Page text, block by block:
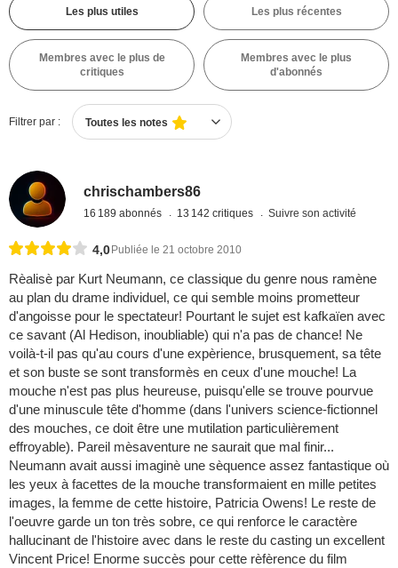
Les plus utiles Les plus récentes
Membres avec le plus de
critiques
Membres avec le plus
d'abonnés
Filtrer par : Toutes les notes
chrischambers86
16 189 abonnés 13 142 critiques Suivre son activité
4,0 Publiée le 21 octobre 2010
Rèalisè par Kurt Neumann, ce classique du genre nous ramène
au plan du drame individuel, ce qui semble moins prometteur
d'angoisse pour le spectateur! Pourtant le sujet est kafkaïen avec
ce savant (Al Hedison, inoubliable) qui n'a pas de chance! Ne
voilà-t-il pas qu'au cours d'une expèrience, brusquement, sa tête
et son buste se sont transformès en ceux d'une mouche! La
mouche n'est pas plus heureuse, puisqu'elle se trouve pourvue
d'une minuscule tête d'homme (dans l'univers science-fictionnel
des mouches, ce doit être une mutilation particulièrement
effroyable). Pareil mèsaventure ne saurait que mal finir...
Neumann avait aussi imaginè une sèquence assez fantastique où
les yeux à facettes de la mouche transformaient en mille petites
images, la femme de cette histoire, Patricia Owens! Le reste de
l'oeuvre garde un ton très sobre, ce qui renforce le caractère
hallucinant de l'histoire avec dans le reste du casting un excellent
Vincent Price! Enorme succès pour cette rèfèrence du film